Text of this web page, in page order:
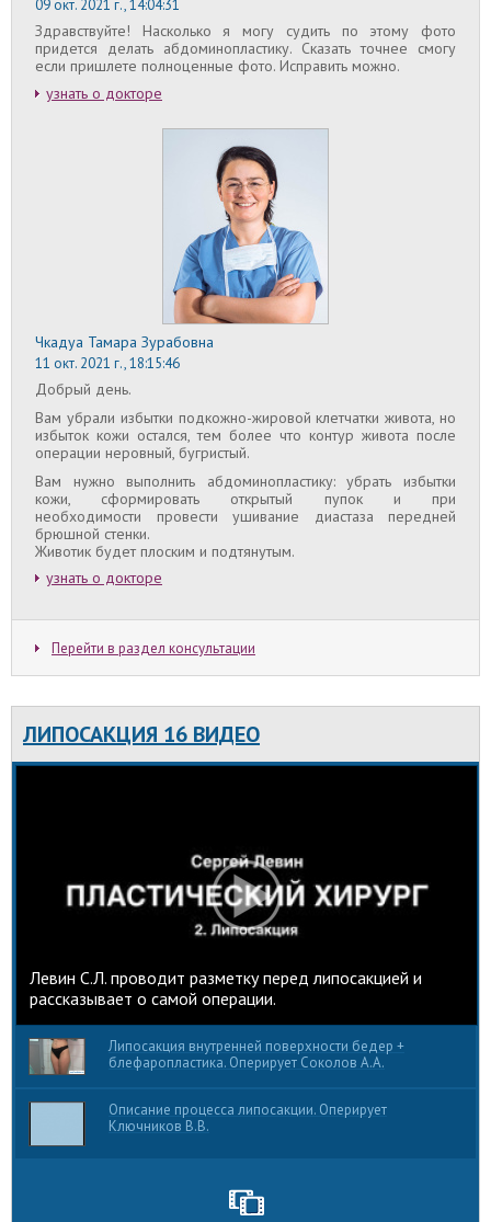
09 окт. 2021 г., 14:04:31
Здравствуйте! Насколько я могу судить по этому фото
придется делать абдоминопластику. Сказать точнее смогу
если пришлете полноценные фото. Исправить можно.
узнать о докторе
Чкадуа Тамара Зурабовна
11 окт. 2021 г., 18:15:46
Добрый день.
Вам убрали избытки подкожно-жировой клетчатки живота, но
избыток кожи остался, тем более что контур живота после
операции неровный, бугристый.
Вам нужно выполнить абдоминопластику: убрать избытки
кожи, сформировать открытый пупок и при
необходимости провести ушивание диастаза передней
брюшной стенки.
Животик будет плоским и подтянутым.
узнать о докторе
Перейти в раздел консультации
ЛИПОСАКЦИЯ 16 ВИДЕО
Левин С.Л. проводит разметку перед липосакцией и
рассказывает о самой операции.
Липосакция внутренней поверхности бедер +
блефаропластика. Оперирует Соколов А.А.
Описание процесса липосакции. Оперирует
Ключников В.В.